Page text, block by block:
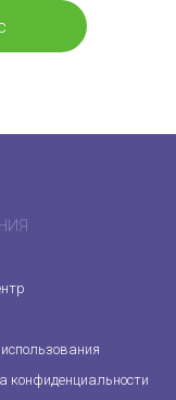
конфиденциальности